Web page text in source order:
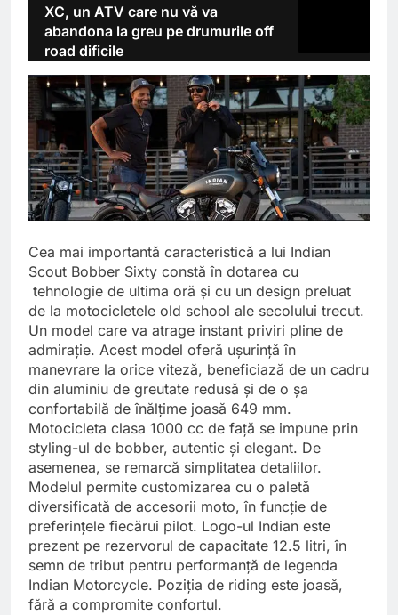
XC, un ATV care nu vă va
abandona la greu pe drumurile off
road dificile
Cea mai importantă caracteristică a lui Indian
Scout Bobber Sixty constă în dotarea cu
tehnologie de ultima oră și cu un design preluat
de la motocicletele old school ale secolului trecut.
Un model care va atrage instant priviri pline de
admirație. Acest model oferă ușurință în
manevrare la orice viteză, beneficiază de un cadru
din aluminiu de greutate redusă și de o șa
confortabilă de înălțime joasă 649 mm.
Motocicleta clasa 1000 cc de față se impune prin
styling-ul de bobber, autentic și elegant. De
asemenea, se remarcă simplitatea detaliilor.
Modelul permite customizarea cu o paletă
diversificată de accesorii moto, în funcție de
preferințele fiecărui pilot. Logo-ul Indian este
prezent pe rezervorul de capacitate 12.5 litri, în
semn de tribut pentru performanță de legenda
Indian Motorcycle. Poziția de riding este joasă,
fără a compromite confortul.